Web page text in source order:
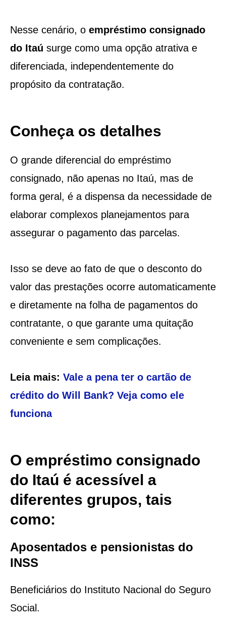
Nesse cenário, o empréstimo consignado
do Itaú surge como uma opção atrativa e
diferenciada, independentemente do
propósito da contratação.
Conheça os detalhes
O grande diferencial do empréstimo
consignado, não apenas no Itaú, mas de
forma geral, é a dispensa da necessidade de
elaborar complexos planejamentos para
assegurar o pagamento das parcelas.
Isso se deve ao fato de que o desconto do
valor das prestações ocorre automaticamente
e diretamente na folha de pagamentos do
contratante, o que garante uma quitação
conveniente e sem complicações.
Leia mais: Vale a pena ter o cartão de
crédito do Will Bank? Veja como ele
funciona
O empréstimo consignado
do Itaú é acessível a
diferentes grupos, tais
como:
Aposentados e pensionistas do
INSS
Beneficiários do Instituto Nacional do Seguro
Social.